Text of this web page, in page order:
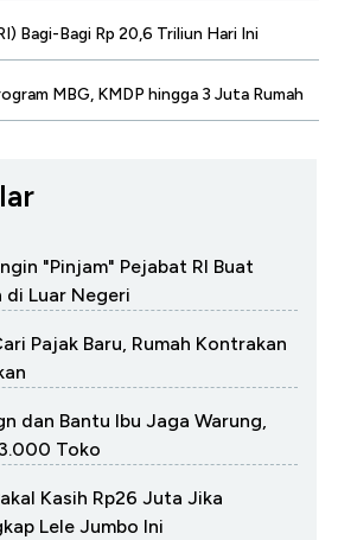
Bagi-Bagi Rp 20,6 Triliun Hari Ini
MBG, KMDP hingga 3 Juta Rumah
"Pinjam" Pejabat RI Buat
di Luar Negeri
Pajak Baru, Rumah Kontrakan
dan Bantu Ibu Jaga Warung,
Toko
Kasih Rp26 Juta Jika
Lele Jumbo Ini